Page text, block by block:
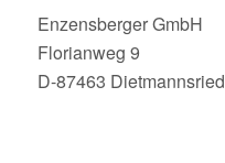
Enzensberger GmbH
Florianweg 9
D-87463 Dietmannsried